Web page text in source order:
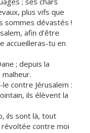
plus vifs que
sommes dévastés !
afin d’être
accueilleras-tu en
; depuis la
contre Jérusalem :
ils élèvent la
ils sont là, tout
révoltée contre moi